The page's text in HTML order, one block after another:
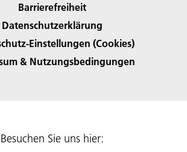
Barrierefreiheit
Datenschutzerklärung
Einstellungen (Cookies)
& Nutzungsbedingungen
Besuchen Sie uns hier: